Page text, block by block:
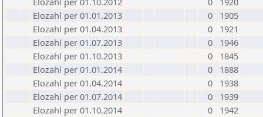
Elozahl per 01.01.2013
0
1905
Elozahl per 01.04.2013
0
1921
Elozahl per 01.07.2013
0
1946
Elozahl per 01.10.2013
0
1845
Elozahl per 01.01.2014
0
1888
Elozahl per 01.04.2014
0
1938
Elozahl per 01.07.2014
0
1939
Elozahl per 01.10.2014
0
1942